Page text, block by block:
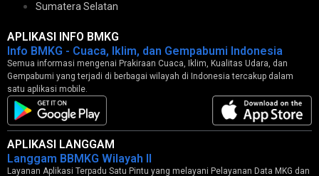
Sumatera Selatan
APLIKASI INFO BMKG
Info BMKG - Cuaca, Iklim, dan Gempabumi Indonesia
Semua informasi mengenai Prakiraan Cuaca, Iklim, Kualitas Udara, dan
Gempabumi yang terjadi di berbagai wilayah di Indonesia tercakup dalam
satu aplikasi mobile.
APLIKASI LANGGAM
Langgam BBMKG Wilayah II
Layanan Aplikasi Terpadu Satu Pintu yang melayani Pelayanan Data MKG dan